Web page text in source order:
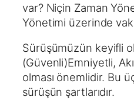
var? Niçin Zaman
Yönetimi üzerinde
Sürüşümüzün keyifli
(Güvenli)Emniyetli,
olması önemlidir. Bu
sürüşün şartlarıdır.